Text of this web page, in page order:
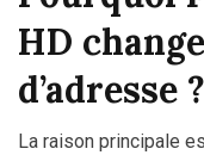
HD
d’adresse ?
La raison principale